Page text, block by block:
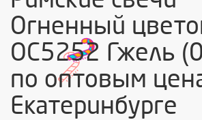
Огненный
ОС5252 Гжель
по оптовым
Екатеринбурге